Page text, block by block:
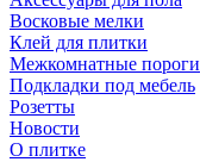
Восковые мелки
Клей для плитки
Межкомнатные пороги
Подкладки под мебель
Розетты
Новости
О плитке